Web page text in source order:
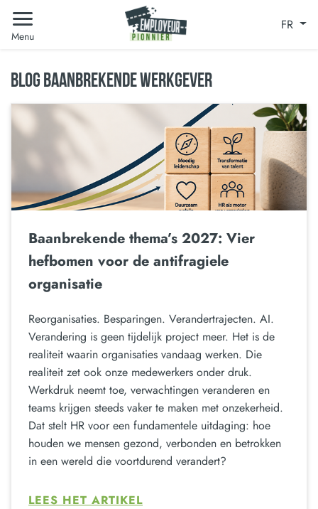
Menu
FR
BLOG BAANBREKENDE WERKGEVER
Baanbrekende thema’s 2027: Vier
hefbomen voor de antifragiele
organisatie
Reorganisaties. Besparingen. Verandertrajecten. AI.
Verandering is geen tijdelijk project meer. Het is de
realiteit waarin organisaties vandaag werken. Die
realiteit zet ook onze medewerkers onder druk.
Werkdruk neemt toe, verwachtingen veranderen en
teams krijgen steeds vaker te maken met onzekerheid.
Dat stelt HR voor een fundamentele uitdaging: hoe
houden we mensen gezond, verbonden en betrokken
in een wereld die voortdurend verandert?
LEES HET ARTIKEL